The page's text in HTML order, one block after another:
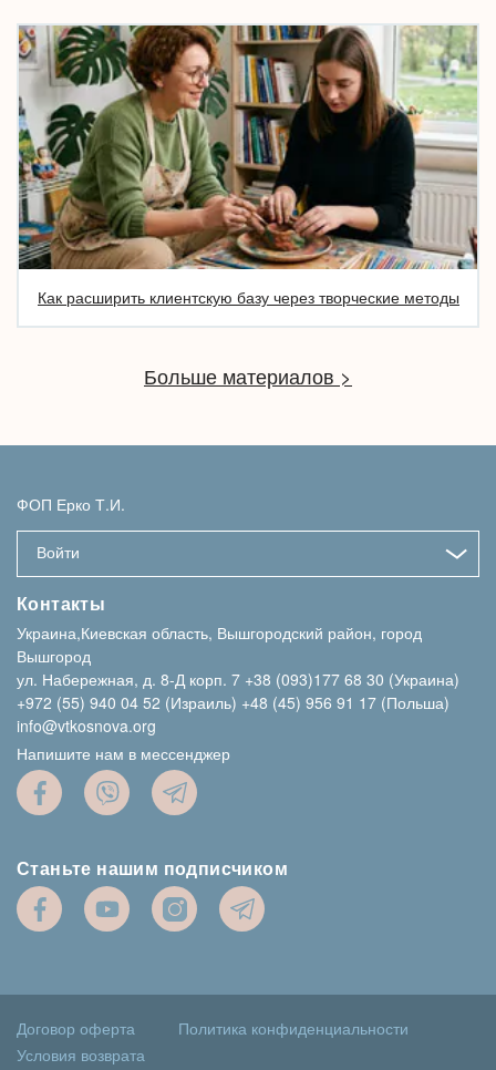
Как расширить клиентскую базу через творческие методы
Больше материалов >
ФОП Ерко Т.И.
Войти
Контакты
Украина,Киевская область, Вышгородский район, город
Вышгород
ул. Набережная, д. 8-Д корп. 7 +38 (093)177 68 30 (Украина)
+972 (55) 940 04 52 (Израиль) +48 (45) 956 91 17 (Польша)
info@vtkosnova.org
Напишите нам в мессенджер
Станьте нашим подписчиком
Договор оферта
Политика конфиденциальности
Условия возврата